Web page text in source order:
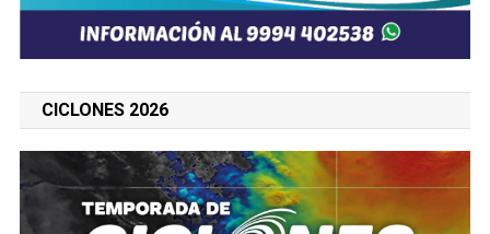
CICLONES 2026